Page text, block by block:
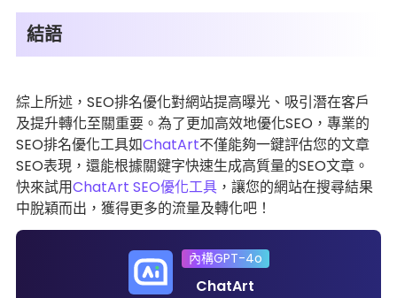
結語
綜上所述，SEO排名優化對網站提高曝光、吸引潛在客戶
及提升轉化至關重要。為了更加高效地優化SEO，專業的
SEO排名優化工具如ChatArt不僅能夠一鍵評估您的文章
SEO表現，還能根據關鍵字快速生成高質量的SEO文章。
快來試用ChatArt SEO優化工具 ，讓您的網站在搜尋結果
中脫穎而出，獲得更多的流量及轉化吧！
內構GPT-4o
ChatArt